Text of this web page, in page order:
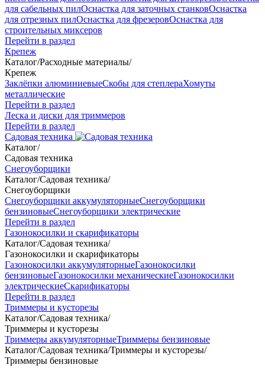
для сабельных пилОснастка для заточных станковОснастка
для отрезных пилОснастка для фрезеровОснастка для
строительных миксеров
Перейти в раздел
Крепеж
Каталог/Расходные материалы/
Крепеж
Заклёпки алюминиевыеСкобы для степлераХомуты
металлические
Перейти в раздел
Леска и диски для триммеров
Перейти в раздел
Садовая техника
Каталог/
Садовая техника
Снегоуборщики
Каталог/Садовая техника/
Снегоуборщики
Снегоуборщики аккумуляторныеСнегоуборщики
бензиновыеСнегоуборщики электрические
Перейти в раздел
Газонокосилки и скарификаторы
Каталог/Садовая техника/
Газонокосилки и скарификаторы
Газонокосилки аккумуляторныеГазонокосилки
бензиновыеГазонокосилки механическиеГазонокосилки
электрическиеСкарификаторы
Перейти в раздел
Триммеры и кусторезы
Каталог/Садовая техника/
Триммеры и кусторезы
Триммеры аккумуляторныеТриммеры бензиновые
Каталог/Садовая техника/Триммеры и кусторезы/
Триммеры бензиновые